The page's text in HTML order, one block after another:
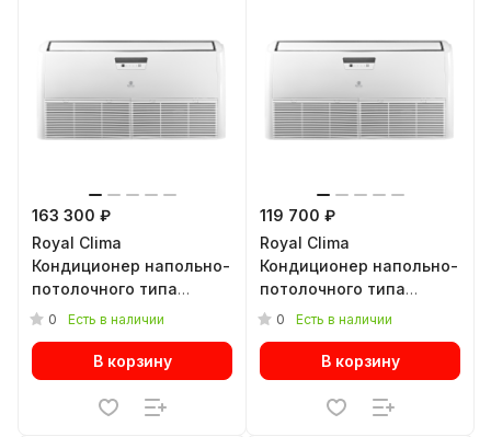
163 300 ₽
Royal Clima
Кондиционер напольно-
потолочного типа
ESPERTO NEW ES-F
0 Есть в наличии
В корзину
119 700 ₽
Royal Clima
Кондиционер напольно-
потолочного типа
ESPERTO NEW ES-F
0 Есть в наличии
В корзину